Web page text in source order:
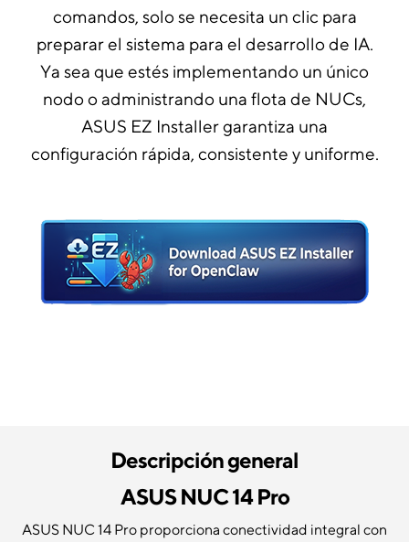
comandos, solo se necesita un clic para
preparar el sistema para el desarrollo de IA.
Ya sea que estés implementando un único
nodo o administrando una flota de NUCs,
ASUS EZ Installer garantiza una
configuración rápida, consistente y uniforme.
Descripción general
ASUS NUC 14 Pro
ASUS NUC 14 Pro proporciona conectividad integral con